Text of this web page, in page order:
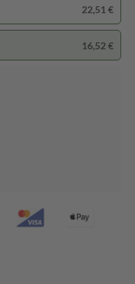
22,51 €
16,52 €